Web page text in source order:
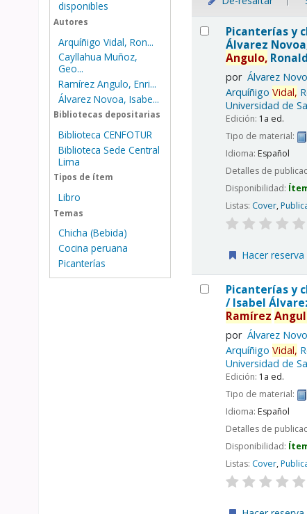
disponibles
Autores
Arquíñigo Vidal, Ron...
Cayllahua Muñoz,
Geo...
Ramírez Angulo, Enri...
Álvarez Novoa, Isabe...
Bibliotecas depositarias
Biblioteca CENFOTUR
Biblioteca Sede Central
Lima
Tipos de ítem
Libro
Temas
Chicha (Bebida)
Cocina peruana
Picanterías
Resultados
Picanterías y
Álvarez
Angulo,
por Álvarez
ArquíñigoVidal,
Universidad de
Edición: 1a ed.
Tipo de material:
Idioma:Español
Detalles de
Disponibilidad:
Listas: Cover,
Hacer reserva
Picanterías y
/Isabel
Ramírez
por Álvarez
ArquíñigoVidal,
Universidad de
Edición: 1a ed.
Tipo de material:
Idioma:Español
Detalles de
Disponibilidad:
Listas: Cover,